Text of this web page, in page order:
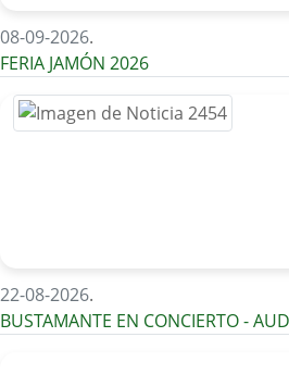
08-09-2026.
FERIA JAMÓN 2026
22-08-2026.
BUSTAMANTE EN CONCIERTO -